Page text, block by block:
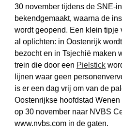
30 november tijdens de SNE-
bekendgemaakt, waarna de
wordt geopend. Een klein
al oplichten: in Oostenrijk
bezocht en in Tsjechië maken
trein die door een Pielstick
lijnen waar geen
is er een dag vrij om van de
Oostenrijkse hoofd­stad
op 30 november naar NVBS
www.nvbs.com in de gaten.